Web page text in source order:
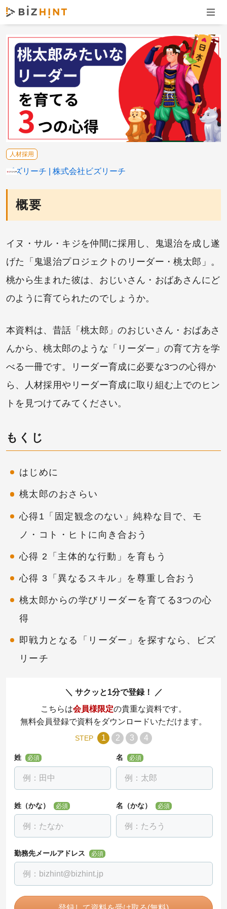
ナビ
概要
イヌ・サル・キジを仲間に採用し、鬼退治を成し遂
げた「鬼退治プロジェクトのリーダー・桃太郎」。
桃から生まれた彼は、おじいさん・おばあさんにど
のように育てられたのでしょうか。
本資料は、昔話「桃太郎」のおじいさん・おばあさ
んから、桃太郎のような「リーダー」の育て方を学
べる一冊です。リーダー育成に必要な3つの心得か
ら、人材採用やリーダー育成に取り組む上でのヒン
トを見つけてみてください。
もくじ
はじめに
桃太郎のおさらい
心得1「固定観念のない」純粋な目で、モ
ノ・コト・ヒトに向き合おう
心得 2「主体的な行動」を育もう
心得 3「異なるスキル」を尊重し合おう
桃太郎からの学びリーダーを育てる3つの心
得
即戦力となる「リーダー」を探すなら、ビズ
リーチ
人材採用
ビズリーチ 株式会社ビズリーチ
サクッと1分で登録！
こちらは会員様限定の貴重な資料です。
無料会員登録で資料をダウンロードいただけます。
STEP 1 2 3 4
姓 必須 名 必須
姓（かな） 必須 名（かな） 必須
勤務先メールアドレス 必須